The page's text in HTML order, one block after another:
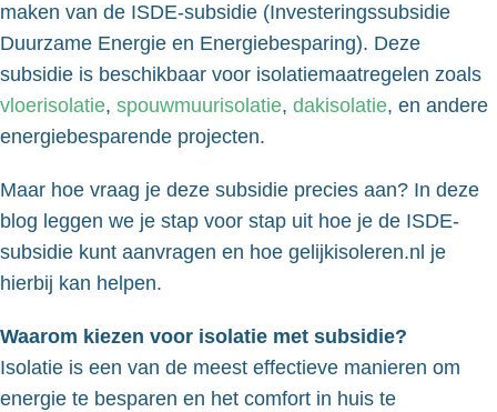
maken van de ISDE-subsidie (Investeringssubsidie
Duurzame Energie en Energiebesparing). Deze
subsidie is beschikbaar voor isolatiemaatregelen zoals
vloerisolatie, spouwmuurisolatie, dakisolatie, en andere
energiebesparende projecten.
Maar hoe vraag je deze subsidie precies aan? In deze
blog leggen we je stap voor stap uit hoe je de ISDE-
subsidie kunt aanvragen en hoe gelijkisoleren.nl je
hierbij kan helpen.
Waarom kiezen voor isolatie met subsidie?
Isolatie is een van de meest effectieve manieren om
energie te besparen en het comfort in huis te